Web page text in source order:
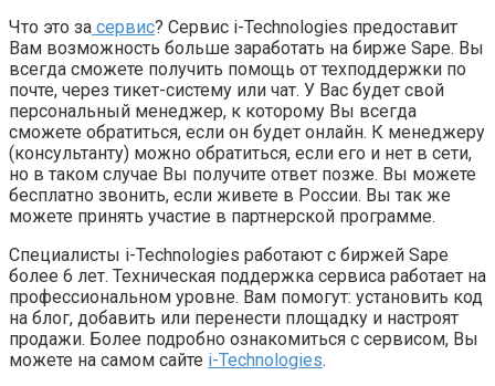
Что это за сервис? Сервис i-Technologies предоставит
Вам возможность больше заработать на бирже Sape. Вы
всегда сможете получить помощь от техподдержки по
почте, через тикет-систему или чат. У Вас будет свой
персональный менеджер, к которому Вы всегда
сможете обратиться, если он будет онлайн. К менеджеру
(консультанту) можно обратиться, если его и нет в сети,
но в таком случае Вы получите ответ позже. Вы можете
бесплатно звонить, если живете в России. Вы так же
можете принять участие в партнерской программе.
Специалисты i-Technologies работают с биржей Sape
более 6 лет. Техническая поддержка сервиса работает на
профессиональном уровне. Вам помогут: установить код
на блог, добавить или перенести площадку и настроят
продажи. Более подробно ознакомиться с сервисом, Вы
можете на самом сайте i-Technologies.